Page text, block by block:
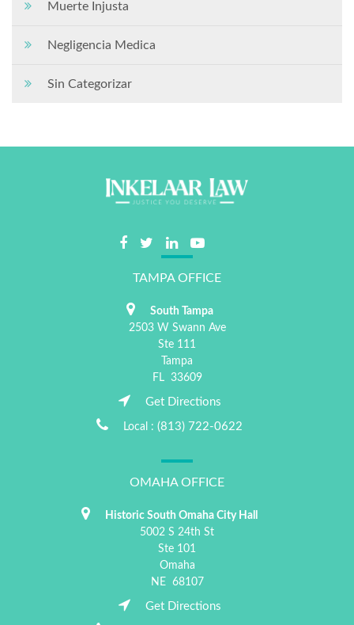
Muerte Injusta
Negligencia Medica
Sin Categorizar
TAMPA OFFICE
South Tampa
2503 W Swann Ave
Ste 111
Tampa
FL
33609
Get Directions
Local : (813) 722-0622
OMAHA OFFICE
Historic South Omaha City Hall
5002 S 24th St
Ste 101
Omaha
NE
68107
Get Directions